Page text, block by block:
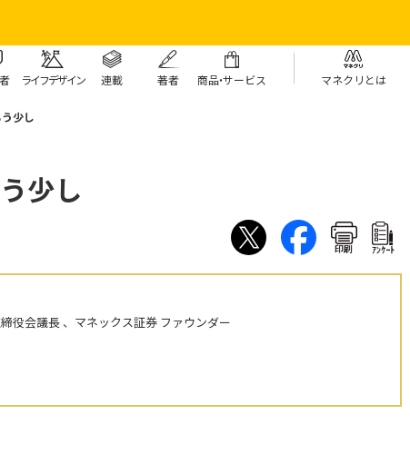
ライフデザイン 連載 著者 商品・サービス マネクリとは
少し
少し
印刷 ｱﾝｹｰﾄ
役会議長 、マネックス証券 ファウンダー